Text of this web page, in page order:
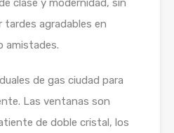
clase y modernidad, sin
tardes agradables en
amistades.
de gas ciudad para
Las ventanas son
de doble cristal, los